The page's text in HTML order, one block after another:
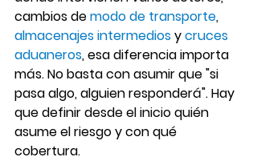
cambios de modo de transporte,
almacenajes intermedios y cruces
aduaneros, esa diferencia importa
más. No basta con asumir que "si
pasa algo, alguien responderá". Hay
que definir desde el inicio quién
asume el riesgo y con qué
cobertura.